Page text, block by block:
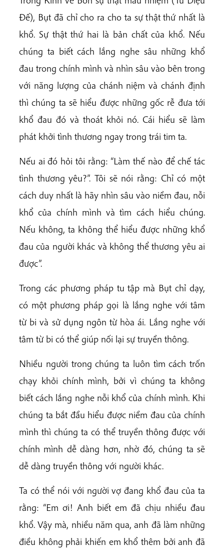
Đế), Bụt đã chỉ cho ra cho ta sự thật thứ nhất là
khổ. Sự thật thứ hai là bản chất của khổ. Nếu
chúng ta biết cách lắng nghe sâu những khổ
đau trong chính mình và nhìn sâu vào bên trong
với năng lượng của chánh niệm và chánh định
thì chúng ta sẽ hiểu được những gốc rễ đưa tới
khổ đau đó và thoát khỏi nó. Cái hiểu sẽ làm
phát khởi tình thương ngay trong trái tim ta.
Nếu ai đó hỏi tôi rằng: “Làm thế nào để chế tác
tình thương yêu?”. Tôi sẽ nói rằng: Chỉ có một
cách duy nhất là hãy nhìn sâu vào niềm đau, nỗi
khổ của chính mình và tìm cách hiểu chúng.
Nếu không, ta không thể hiểu được những khổ
đau của người khác và không thể thương yêu ai
được”.
Trong các phương pháp tu tập mà Bụt chỉ dạy,
có một phương pháp gọi là lắng nghe với tâm
từ bi và sử dụng ngôn từ hòa ái. Lắng nghe với
tâm từ bi có thể giúp nối lại sự truyền thông.
Nhiều người trong chúng ta luôn tìm cách trốn
chạy khỏi chính mình, bởi vì chúng ta không
biết cách lắng nghe nỗi khổ của chính mình. Khi
chúng ta bắt đầu hiểu được niềm đau của chính
mình thì chúng ta có thể truyền thông được với
chính mình dễ dàng hơn, nhờ đó, chúng ta sẽ
dễ dàng truyền thông với người khác.
Ta có thể nói với người vợ đang khổ đau của ta
rằng: “Em ơi! Anh biết em đã chịu nhiều đau
khổ. Vậy mà, nhiều năm qua, anh đã làm những
điều không phải khiến em khổ thêm bởi anh đã